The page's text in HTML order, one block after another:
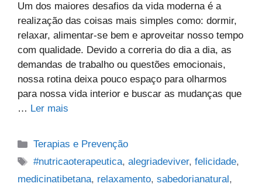
c
e
b
o
o
k
ail at
s
A
p
p
e
sk
y
k
e
dI
n
e
a
d
s
Um dos maiores desafios da vida moderna é a
realização das coisas mais simples como: dormir,
relaxar, alimentar-se bem e aproveitar nosso tempo
com qualidade. Devido a correria do dia a dia, as
demandas de trabalho ou questões emocionais,
nossa rotina deixa pouco espaço para olharmos
para nossa vida interior e buscar as mudanças que
… Ler mais
Categorias
Terapias e Prevenção
Tags
#nutricaoterapeutica,alegriadeviver,felicidade,
medicinatibetana, relaxamento, sabedorianatural ,